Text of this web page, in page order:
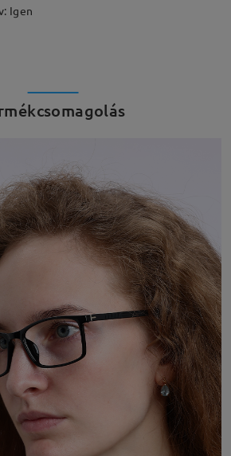
Igen